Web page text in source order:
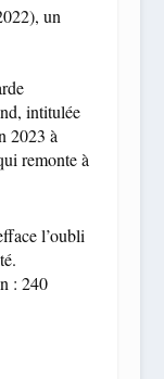
un
intitulée
2023 à
remonte à
l’oubli
: 240